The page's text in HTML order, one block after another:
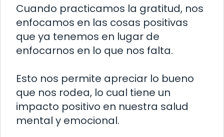
Cuando practicamos la gratitud, nos
enfocamos en las cosas positivas
que ya tenemos en lugar de
enfocarnos en lo que nos falta.
Esto nos permite apreciar lo bueno
que nos rodea, lo cual tiene un
impacto positivo en nuestra salud
mental y emocional.